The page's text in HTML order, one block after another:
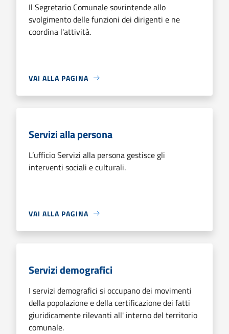
Il Segretario Comunale sovrintende allo
svolgimento delle funzioni dei dirigenti e ne
coordina l'attività.
VAI ALLA PAGINA
Servizi alla persona
L’ufficio Servizi alla persona gestisce gli
interventi sociali e culturali.
VAI ALLA PAGINA
Servizi demografici
I servizi demografici si occupano dei movimenti
della popolazione e della certificazione dei fatti
giuridicamente rilevanti all' interno del territorio
comunale.